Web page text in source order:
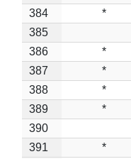
384
*
385
386
*
387
*
388
*
389
*
390
391
*